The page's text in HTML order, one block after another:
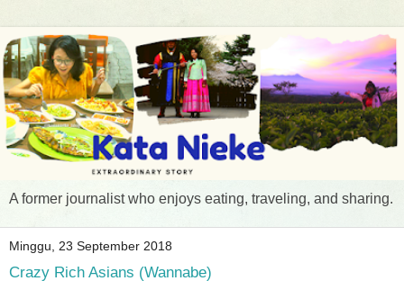
A former journalist who enjoys eating, traveling, and sharing.
Minggu, 23 September 2018
Crazy Rich Asians (Wannabe)